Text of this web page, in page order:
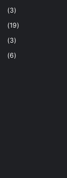
(3)
(19)
(3)
(6)